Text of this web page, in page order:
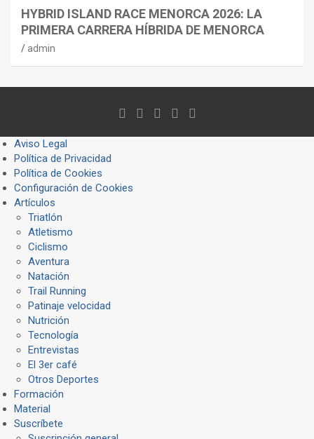
HYBRID ISLAND RACE MENORCA 2026: LA
PRIMERA CARRERA HÍBRIDA DE MENORCA
admin
Aviso Legal
Política de Privacidad
Política de Cookies
Configuración de Cookies
Artículos
Triatlón
Atletismo
Ciclismo
Aventura
Natación
Trail Running
Patinaje velocidad
Nutrición
Tecnología
Entrevistas
El 3er café
Otros Deportes
Formación
Material
Suscríbete